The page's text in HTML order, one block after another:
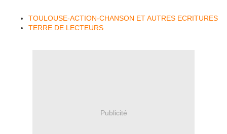
TOULOUSE-ACTION-CHANSON ET AUTRES ECRITURES
TERRE DE LECTEURS
Publicité